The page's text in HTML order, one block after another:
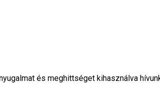
és meghittséget kihasználva